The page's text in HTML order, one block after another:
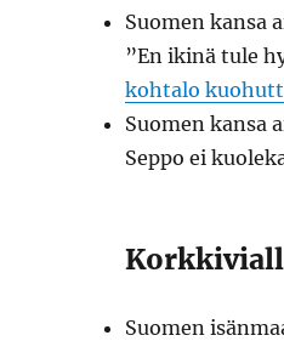
Suomen kansa
”En ikinä tule
kohtalo
Suomen kansa
Seppo ei
Suomen